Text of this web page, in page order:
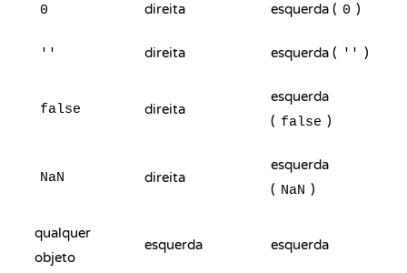
0 direita esquerda ( 0 )
'' direita esquerda ( '' )
false direita
esquerda
( false )
NaN direita
esquerda
( NaN )
qualquer
objeto
esquerda esquerda